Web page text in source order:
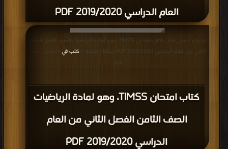
العام الدراسي 2019/2020 PDF
كتاب امتحان TIMSS، وهو لمادة الرياضيات
الصف الثامن الفصل الثاني من العام
الدراسي 2019/2020 PDF
قراءة و تحميل كتاب كتاب امتحان TIMSS، وهو لمادة الرياضيات الصف الثامن الفصل
الثاني من العام الدراسي 2019/2020 PDF مجانا | مكتبة >
كتب في
| التحميل : مرة/
مرات